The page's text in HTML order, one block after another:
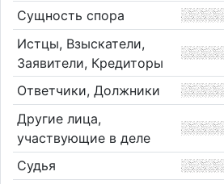
Сущность спора
Истцы, Взыскатели,
Заявители, Кредиторы
Ответчики, Должники
Другие лица,
участвующие в деле
Судья